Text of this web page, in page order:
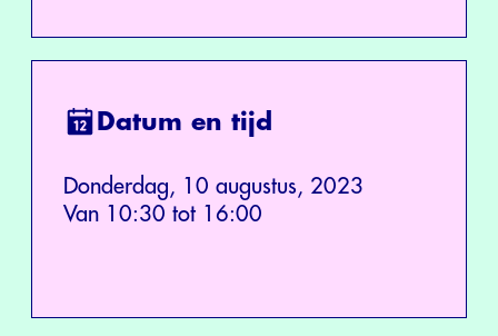
Datum en tijd
Donderdag, 10 augustus, 2023
Van 10:30 tot 16:00